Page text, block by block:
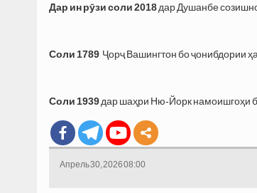
Дар ин рӯзи соли 2018дар Душанбе
Соли 1789 Ҷорҷ Вашингтон бо ҷонибдории
Соли 1939дар шаҳри Ню-Йорк намоишгоҳи
Апрель 30, 2026 08:00